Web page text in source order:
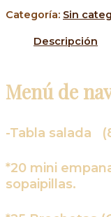
Categoría: Sin
Descripción
Menú de
-Tabla salada
*20 mini
sopaipillas.